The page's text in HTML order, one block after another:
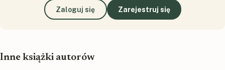
Zaloguj się Zarejestruj się
Inne książki autorów